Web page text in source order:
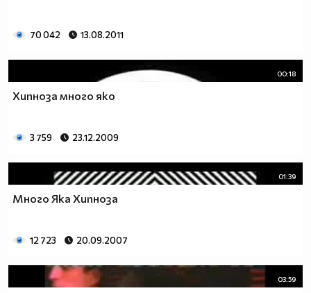
70 042 13.08.2011
00:18
Хипноза много яко
3 759 23.12.2009
01:39
Много Яка Хипноза
12 723 20.09.2007
03:59